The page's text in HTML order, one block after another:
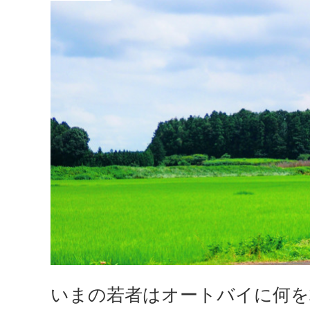
いまの若者はオートバイに何